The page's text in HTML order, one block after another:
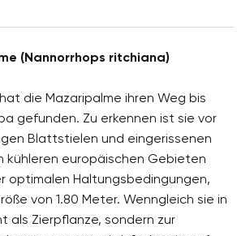
(Nannorrhops ritchiana)
die Mazaripalme ihren Weg bis
gefunden. Zu erkennen ist sie vor
Blattstielen und eingerissenen
kühleren europäischen Gebieten
optimalen Haltungsbedingungen,
von 1.80 Meter. Wenngleich sie in
als Zierpflanze, sondern zur